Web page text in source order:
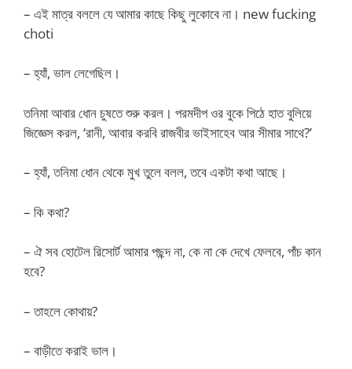
– এই মাত্র বললে যে আমার কাছে কিছু লুকোবে না। new fucking
choti
– হ্যাঁ, ভাল লেগেছিল।
তনিমা আবার ধোন চুষতে শুরু করল। পরমদীপ ওর বুকে পিঠে হাত বুলিয়ে
জিজ্ঞেস করল, ‘রানী, আবার করবি রাজবীর ভাইসাহেব আর সীমার সাথে?’
– হ্যাঁ, তনিমা ধোন থেকে মুখ তুলে বলল, তবে একটা কথা আছে।
– কি কথা?
– ঐ সব হোটেল রিসোর্ট আমার পছন্দ না, কে না কে দেখে ফেলবে, পাঁচ কান
হবে?
– তাহলে কোথায়?
– বাড়ীতে করাই ভাল।